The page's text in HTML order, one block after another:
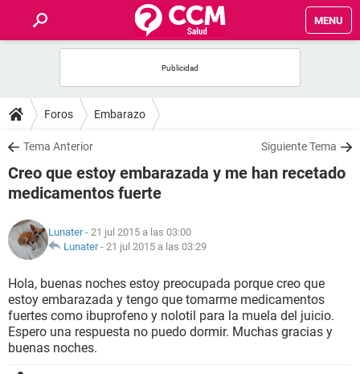
MENU
FOROS
SALUD
FAMILIA
NUTRICIÓN
SEXUALIDAD
GLOSARIO
Foros Embarazo
Tema Anterior Siguiente Tema
Creo que estoy embarazada y me han recetado
medicamentos fuerte
Lunater- 21 jul 2015 a las 03:00
Lunater- 21 jul 2015 a las 03:29
Hola, buenas noches estoy preocupada porque creo que
estoy embarazada y tengo que tomarme medicamentos
fuertes como ibuprofeno y nolotil para la muela del juicio.
Espero una respuesta no puedo dormir. Muchas gracias y
buenas noches.